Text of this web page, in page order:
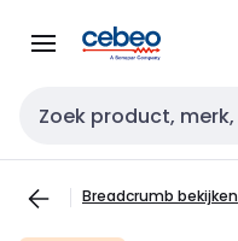
naar
naar
Zoekveld invoer
Breadcrumb bekijken